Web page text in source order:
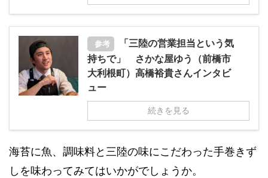
参考
「三陸の営業担当という気
持ちで」 さかな屋ゆう（前橋市
大利根町）高橋裕貴さんインタビ
ュー
続きを見る
海苔に魚、調味料と三陸の味にこだわった手巻きず
しを味わってみてはいかがでしょうか。